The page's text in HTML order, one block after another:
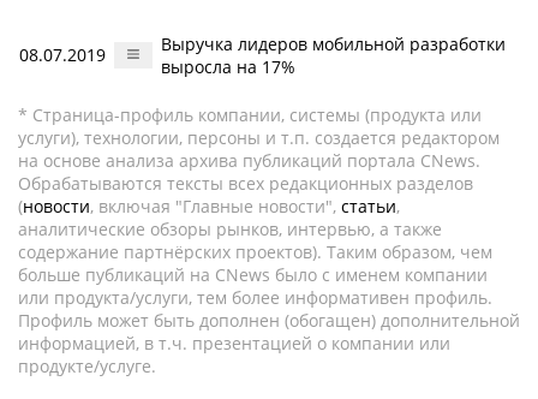
08.07.2019
Выручка лидеров мобильной разработки
выросла на 17%
* Страница-профиль компании, системы (продукта или
услуги), технологии, персоны и т.п. создается редактором
на основе анализа архива публикаций портала CNews.
Обрабатываются тексты всех редакционных разделов
(новости, включая "Главные новости", статьи,
аналитические обзоры рынков, интервью, а также
содержание партнёрских проектов). Таким образом, чем
больше публикаций на CNews было с именем компании
или продукта/услуги, тем более информативен профиль.
Профиль может быть дополнен (обогащен) дополнительной
информацией, в т.ч. презентацией о компании или
продукте/услуге.